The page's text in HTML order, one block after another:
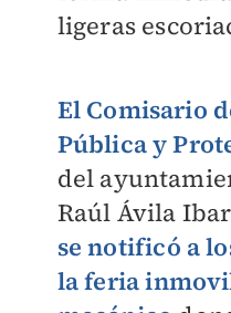
ligeras
El Comisario
Pública y
del
Raúl Ávila
se notificó a
la feria